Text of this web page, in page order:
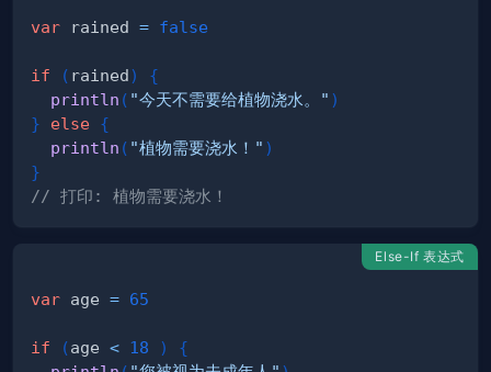
var rained = false
if ( rained)
{
println ( "今天不需要给植物浇水。" )
}
else {
println ( "植物需要浇水！" )
}
// 打印: 植物需要浇水！
Else-If 表达式
var age = 65
if (age < 18 )
{